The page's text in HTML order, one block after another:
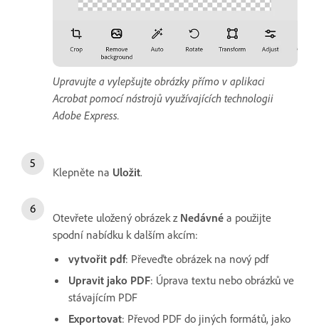
Upravujte a vylepšujte obrázky přímo v aplikaci
Acrobat pomocí nástrojů využívajících technologii
Adobe Express.
Klepněte na Uložit.
Otevřete uložený obrázek z Nedávné a použijte
spodní nabídku k dalším akcím:
vytvořit pdf: Převeďte obrázek na nový pdf
Upravit jako PDF: Úprava textu nebo obrázků ve
stávajícím PDF
Exportovat: Převod PDF do jiných formátů, jako